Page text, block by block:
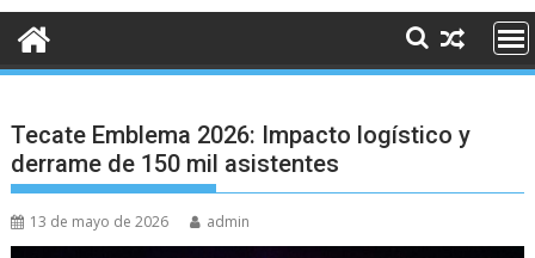
Tecate Emblema 2026: Impacto logístico y
derrame de 150 mil asistentes
13 de mayo de 2026 admin